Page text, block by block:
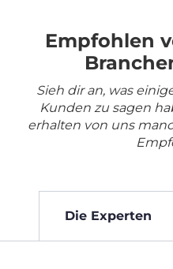
Empfohlen
Sieh dir an, was
Kunden zu sagen
erhalten von uns
Die Experten